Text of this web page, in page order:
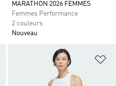
MARATHON 2026 FEMMES
Femmes Performance
2 couleurs
Nouveau
Ajouter à la Liste de produits